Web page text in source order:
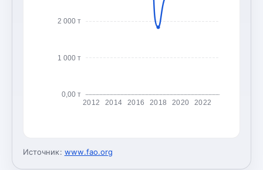
0,00 т
1 000 т
2 000 т
2012 2014 2016 2018 2020 2022
Источник: www.fao.org